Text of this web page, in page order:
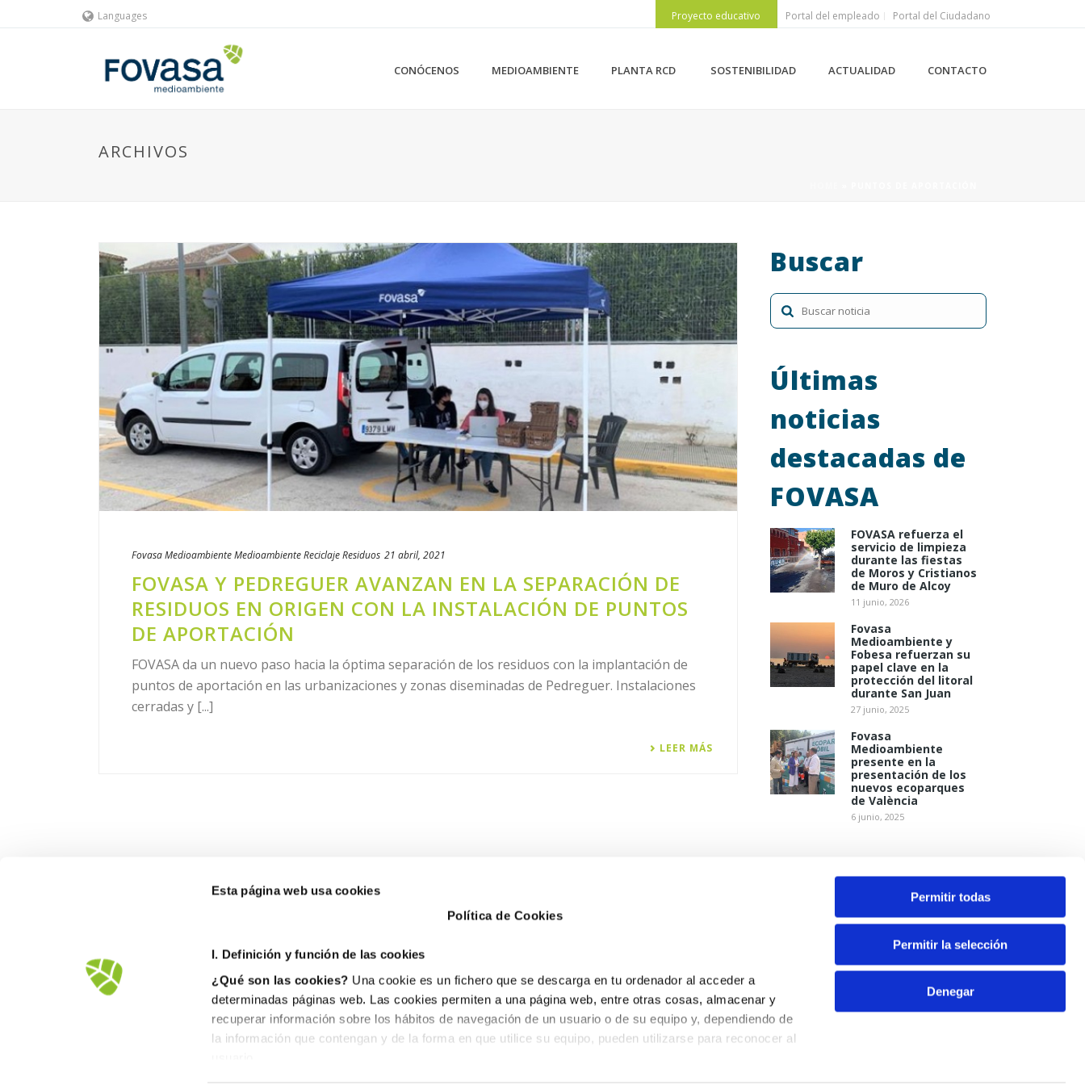
Esta página web usa cookies
Política de Cookies
I. Definición y función de las cookies
¿Qué son las cookies? Una cookie es un fichero que se descarga en tu ordenador al acceder a
determinadas páginas web. Las cookies permiten a una página web, entre otras cosas, almacenar y
recuperar información sobre los hábitos de navegación de un usuario o de su equipo y, dependiendo de
la información que contengan y de la forma en que utilice su equipo, pueden utilizarse para reconocer al
Permitir todas
Permitir la selección
Denegar
Languages Proyecto educativo Portal del empleado Portal del Ciudadano
CONÓCENOS MEDIOAMBIENTE PLANTA RCD SOSTENIBILIDAD ACTUALIDAD CONTACTO
ARCHIVOS
Fovasa MedioambienteMedioambienteReciclajeResiduos 21 abril, 2021
FOVASA Y PEDREGUER AVANZAN EN LA SEPARACIÓN DE
RESIDUOS EN ORIGEN CON LA INSTALACIÓN DE PUNTOS
DE APORTACIÓN
FOVASA da un nuevo paso hacia la óptima separación de los residuos con la implantación de
puntos de aportación en las urbanizaciones y zonas diseminadas de Pedreguer. Instalaciones
cerradas y [...]
LEER MÁS
Buscar
Últimas
noticias
destacadas de
FOVASA
FOVASA refuerza el
servicio de limpieza
durante las fiestas
de Moros y Cristianos
de Muro de Alcoy
11 junio, 2026
Fovasa
Medioambiente y
Fobesa refuerzan su
papel clave en la
protección del litoral
durante San Juan
27 junio, 2025
Fovasa
Medioambiente
presente en la
presentación de los
nuevos ecoparques
de València
6 junio, 2025
Avd.Comarques Pais Valencià, 39